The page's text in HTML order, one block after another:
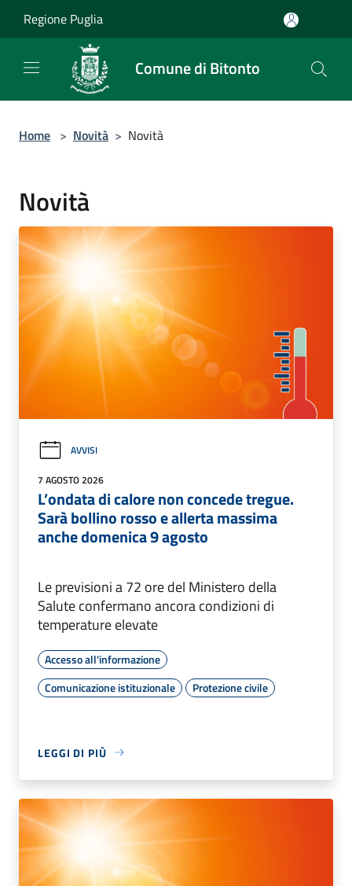
Regione Puglia
Comune di Bitonto
Home > Novità > Novità
Novità
AVVISI
7 AGOSTO 2026
L’ondata di calore non concede tregue.
Sarà bollino rosso e allerta massima
anche domenica 9 agosto
Le previsioni a 72 ore del Ministero della
Salute confermano ancora condizioni di
temperature elevate
Accesso all'informazione
Comunicazione istituzionale
Protezione civile
LEGGI DI PIÙ